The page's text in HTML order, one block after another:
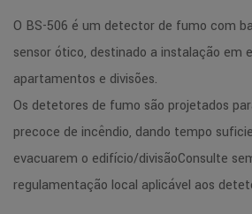
O BS-506 é um detector de fumo com
sensor ótico, destinado a instalação em
apartamentos e divisões.
Os detetores de fumo são projetados
precoce de incêndio, dando tempo
evacuarem o edifício/divisãoConsulte
regulamentação local aplicável aos